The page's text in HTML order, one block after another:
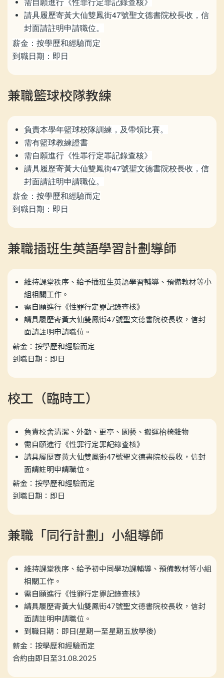
請具履歷寄黃大仙雙鳳街47號聖文德書院校長收，信
封面請註明申請職位。
薪金：按學歷和經驗而定
到職日期：即日
兼職籃球校隊教練
負責本學年籃球校隊訓練，及帶領比賽。
需有籃球教練證書
需自願進行《性罪行定罪記錄查核》
請具履歷寄黃大仙雙鳳街47號聖文德書院校長收，信
封面請註明申請職位。
薪金：按學歷和經驗而定
到職日期：即日
兼職插班生英語學習計劃導師
維持課堂秩序、給予插班生英語學習輔導、預備教材等小
組相關工作。
需自願進行《性罪行定罪記錄查核》
請具履歷寄黃大仙雙鳳街47號聖文德書院校長收，信封
面請註明申請職位。
薪金：按學歷和經驗而定
到職日期：即日
校工（臨時工）
負責校舍清潔、外勤、更亭、園藝、搬運枱椅雜物
需自願進行《性罪行定罪記錄查核》
請具履歷寄黃大仙雙鳳街47號聖文德書院校長收，信封
面請註明申請職位。
薪金：按學歷和經驗而定
到職日期：即日
兼職「同行計劃」小組導師
維持課堂秩序、給予初中同學功課輔導、預備教材等小組
相關工作。
需自願進行《性罪行定罪記錄查核》
請具履歷寄黃大仙雙鳳街47號聖文德書院校長收，信封
面請註明申請職位。
到職日期：即日(星期一至星期五放學後)
薪金：按學歷和經驗而定
合約由即日至31.08.2025